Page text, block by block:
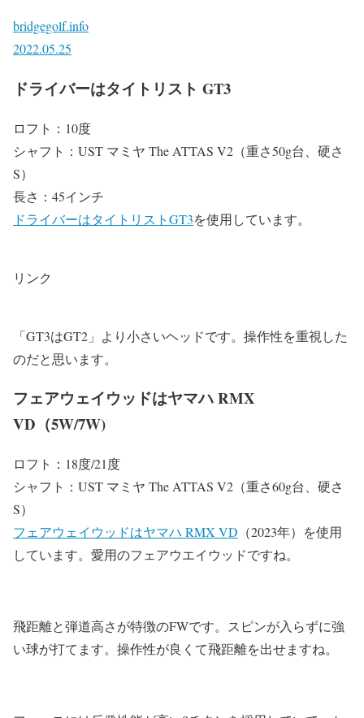
bridgegolf.info
2022.05.25
ドライバーはタイトリスト GT3
ロフト：10度
シャフト：UST マミヤ The ATTAS V2（重さ50g台、硬さ
S）
長さ：45インチ
ドライバーはタイトリストGT3を使用しています。
リンク
「GT3はGT2」より小さいヘッドです。操作性を重視した
のだと思います。
フェアウェイウッドはヤマハ RMX
VD（5W/7W)
ロフト：18度/21度
シャフト：UST マミヤ The ATTAS V2（重さ60g台、硬さ
S）
フェアウェイウッドはヤマハ RMX VD （2023年）を使用
しています。愛用のフェアウエイウッドですね。
飛距離と弾道高さが特徴のFWです。スピンが入らずに強
い球が打てます。操作性が良くて飛距離を出せますね。